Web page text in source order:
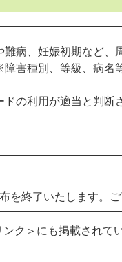
病、妊娠初期など、
害種別、等級、病名
の利用が適当と判断
を終了いたします。ご
ンク＞ にも掲載されて